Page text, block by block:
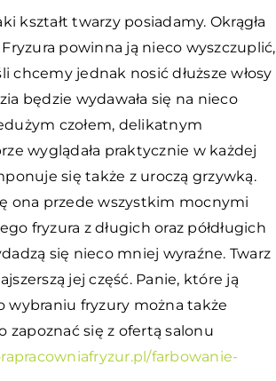
kształt twarzy posiadamy. Okrągła
powinna ją nieco wyszczuplić,
jednak nosić dłuższe włosy
będzie wydawała się na nieco
czołem, delikatnym
wyglądała praktycznie w każdej
się także z uroczą grzywką.
ona przede wszystkim mocnymi
fryzura z długich oraz półdługich
się nieco mniej wyraźne. Twarz
jej część. Panie, które ją
wybraniu fryzury można także
się z ofertą salonu
farbowanie-